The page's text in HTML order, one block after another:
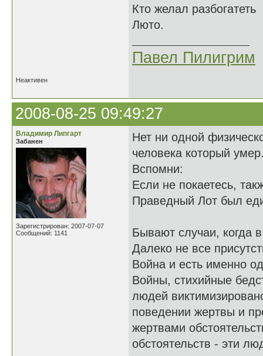
Кто желал разбогатеть
Люто.
Павел Пилигрим
Неактивен
2008-08-25 09:49:27
Владимир Липгарт
Забанен
Зарегистрирован: 2007-07-07
Сообщений: 1141
Нет ни одной
человека который
Вспомни:
Если не покаетесь,
Праведный Лот был
Бывают случаи, когда
Далеко не все
Война и есть именно
Войны, стихийные
людей
поведении жертвы и
жертвами
обстоятельств - эти